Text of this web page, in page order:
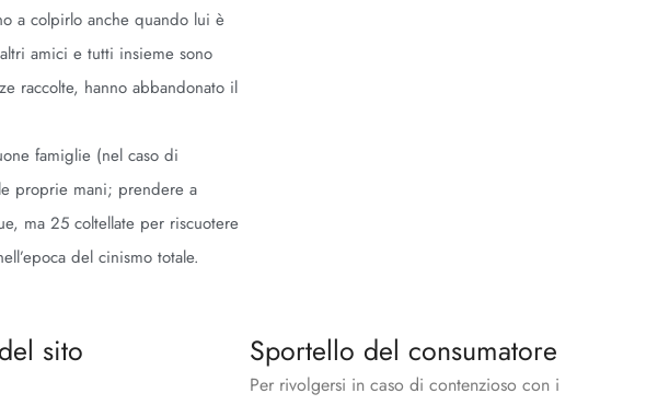
a colpirlo anche quando lui è
amici e tutti insieme sono
raccolte, hanno abbandonato il
famiglie (nel caso di
proprie mani; prendere a
ma 25 coltellate per riscuotere
del cinismo totale.
sito Sportello del consumatore
Per rivolgersi in caso di contenzioso con i